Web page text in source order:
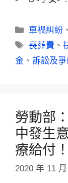
車禍糾紛 、
喪葬費 、
金 、 訴訟及
勞動部
中發生
療給付！
2020 年 11 月